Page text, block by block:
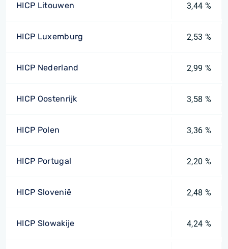
HICP Litouwen 3,44 %
HICP Luxemburg 2,53 %
HICP Nederland 2,99 %
HICP Oostenrijk 3,58 %
HICP Polen 3,36 %
HICP Portugal 2,20 %
HICP Slovenië 2,48 %
HICP Slowakije 4,24 %